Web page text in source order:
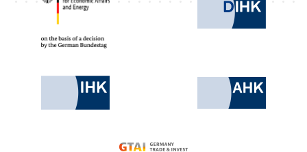
Chamber of Commerce and Industry
Germany Trade & Invest